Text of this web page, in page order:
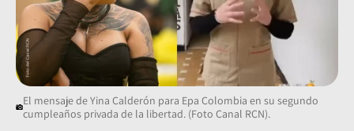
El mensaje de Yina Calderón para Epa Colombia en su segundo
cumpleaños privada de la libertad. (Foto Canal RCN).